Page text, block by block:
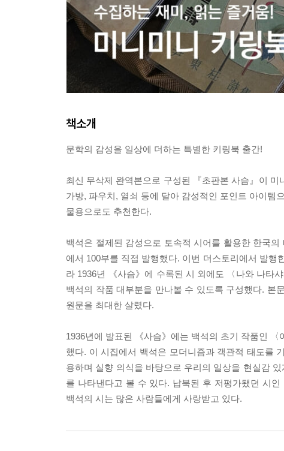
책소개
문학의 감성을 일상에 더하는 특별한 키링북 출간!
최신 무삭제 완역본으로 구성된 『초판본 사슴』이
가방, 파우치, 열쇠 등에 달아 감성적인 포인트 아이템
물용으로도 추천한다.
백석은 절제된 감성으로 토속적 시어를 활용한 한국
에서 100부를 직접 발행했다. 이번 더스토리에서 발행
라 1936년 《사슴》에 수록된 시 외에도 〈나와 나타
백석의 작품 대부분을 만나볼 수 있도록 구성했다. 본
원문을 최대한 살렸다.
1936년에 발표된 《사슴》에는 백석의 초기 작품인
했다. 이 시집에서 백석은 모더니즘과 객관적 태도를
용하며 실향 의식을 바탕으로 우리의 일상을 현실감
를 나타낸다고 볼 수 있다. 납북된 후 저평가됐던 시
백석의 시는 많은 사람들에게 사랑받고 있다.